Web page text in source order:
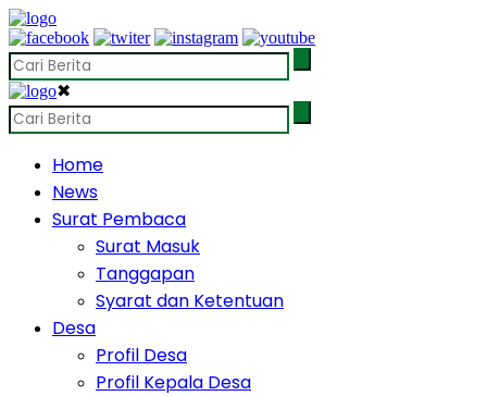
✖
Home
News
Surat Pembaca
Surat Masuk
Tanggapan
Syarat dan Ketentuan
Desa
Profil Desa
Profil Kepala Desa